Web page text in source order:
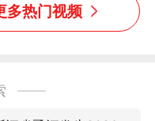
多热门视频